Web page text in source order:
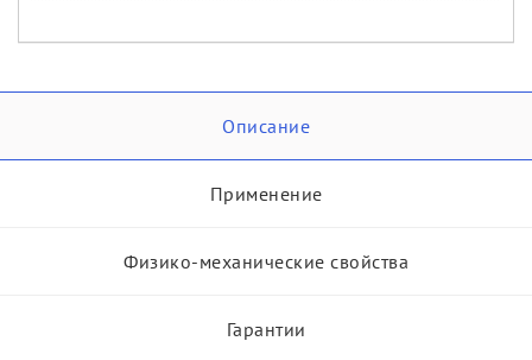
Описание
Применение
Физико-механические свойства
Гарантии